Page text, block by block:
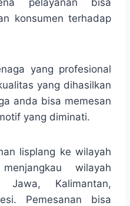
konsumen terhadap
yang profesional
yang dihasilkan
anda bisa memesan
yang diminati.
lisplang ke wilayah
wilayah
Kalimantan,
Pemesanan bisa